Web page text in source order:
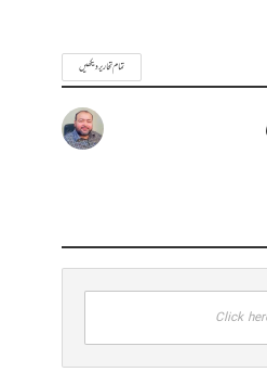
تمام تحاریر دیکھیں
Click